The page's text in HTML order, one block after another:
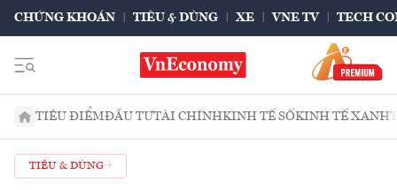
CHỨNG KHOÁN TIÊU & DÙNG XE VNE TV TECH
TIÊU ĐIỂMĐẦU TƯTÀI CHÍNHKINH TẾ SỐKINH TẾ XANH
TIÊU & DÙNG